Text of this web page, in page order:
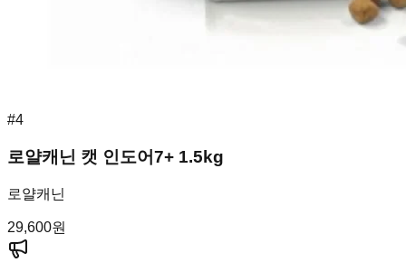
#4
로얄캐닌 캣 인도어7+ 1.5kg
로얄캐닌
29,600원